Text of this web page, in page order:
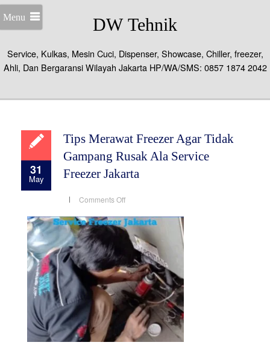
Menu DW Tehnik
Service, Kulkas, Mesin Cuci, Dispenser, Showcase, Chiller, freezer,
Ahli, Dan Bergaransi Wilayah Jakarta HP/WA/SMS: 0857 1874 2042
31
May
Tips Merawat Freezer Agar Tidak
Gampang Rusak Ala Service
Freezer Jakarta
Comments Offon
Freezer
Agar
Tidak
Gampang
Rusak
Ala
Service
Freezer
Jakarta